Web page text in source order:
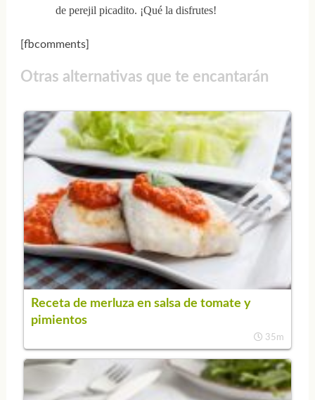
de perejil picadito. ¡Qué la disfrutes!
[fbcomments]
Otras alternativas que te encantarán
Receta de merluza en salsa de tomate y
pimientos
35m